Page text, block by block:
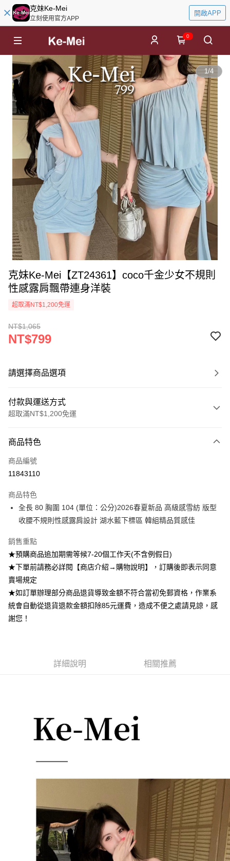
克妹Ke-Mei
立刻使用官方APP
開啟APP
0
1/4
克妹Ke-Mei【ZT24361】coco千金少女不規則
性感露肩飄帶連身洋裝
超取滿NT$1,200免運
NT$1,065
NT$799
請選擇商品選項
付款與運送方式
超取滿NT$1,200免運
信用卡一次付款
超商取貨付款
ATM付款
全家付款取貨
每筆NT$85，滿NT$1,200(含以上)免運費
付款後全家取貨
每筆NT$85，滿NT$1,200(含以上)免運費
每筆NT$85，滿NT$1,200(含以上)免運費
商品特色
商品編號
11843110
商品特色
全長 80 胸圍 104 (單位：公分)2026春夏新品 高級感雪紡 版型
收腰不規則性感露肩設計 湖水藍下標區 韓組精品質感佳
銷售重點
★預購商品追加期需等候7-20個工作天(不含例假日)
★下單前請務必詳閱【商店介紹→購物說明】，訂購後即表示同意
賣場規定
★如訂單辦理部分商品退貨導致金額不符合當初免郵資格，作業系
統會自動從退貨退款金額扣除85元運費，造成不便之處請見諒，感
謝您！
詳細說明 相關推薦